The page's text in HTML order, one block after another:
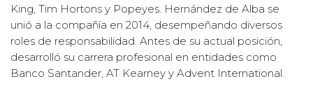
King, Tim Hortons y Popeyes. Hernández de Alba se
unió a la compañía en 2014, desempeñando diversos
roles de responsabilidad. Antes de su actual posición,
desarrolló su carrera profesional en entidades como
Banco Santander, AT Kearney y Advent International.